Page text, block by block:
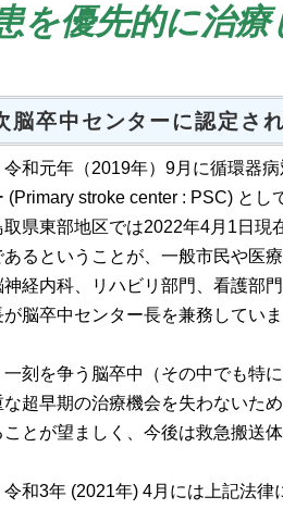
を優先的に治
脳卒中センターに認定さ
和元年（2019年）9月に循環器病
(Primary stroke center : PSC) とし
取県東部地区では2022年4月1日現
あるということが、一般市民や医
神経内科、リハビリ部門、看護部門
が脳卒中センター長を兼務していま
刻を争う脳卒中（その中でも特に
な超早期の治療機会を失わないた
ことが望ましく、今後は救急搬送
和3年 (2021年) 4月には上記法律